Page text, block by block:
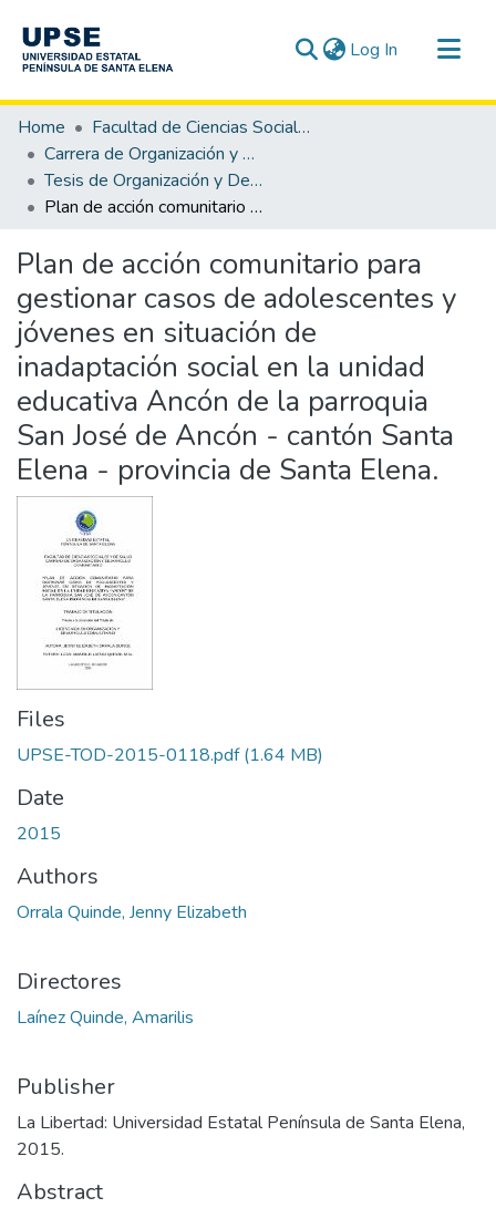
Log In (current)
Communities & Collections
All of DSpace
Statistics
Home
Facultad de Ciencias Sociales y de la Salud
Carrera de Organización y Desarrollo Comunitario
Tesis de Organización y Desarrollo Comunitario
Plan de acción comunitario para gestionar casos de adolescentes y jóvenes en situación de inadaptación social en la unidad educativa Ancón de la parroquia San José de Ancón - cantón Santa Elena - provincia de Santa Elena.
Plan de acción comunitario para
gestionar casos de adolescentes y
jóvenes en situación de
inadaptación social en la unidad
educativa Ancón de la parroquia
San José de Ancón - cantón Santa
Elena - provincia de Santa Elena.
Files
UPSE-TOD-2015-0118.pdf(1.64 MB)
Date
2015
Authors
Orrala Quinde, Jenny Elizabeth
Directores
Laínez Quinde, Amarilis
Publisher
La Libertad: Universidad Estatal Península de Santa Elena,
2015.
Abstract